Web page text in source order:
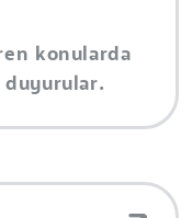
konularda
duyurular.